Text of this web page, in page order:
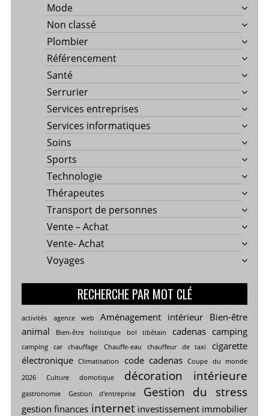
Mode
Non classé
Plombier
Référencement
Santé
Serrurier
Services entreprises
Services informatiques
Soins
Sports
Technologie
Thérapeutes
Transport de personnes
Vente – Achat
Vente- Achat
Voyages
RECHERCHE PAR MOT CLÉ
activités agence web Aménagement intérieur Bien-être
animal
Bien-être holistique bol tibétain cadenas camping
camping car chauffage Chauffe-eau chauffeur de taxi
cigarette
électronique Climatisation code cadenas Coupe du monde
2026
Culture domotique décoration intérieure
gastronomie Gestion d'entreprise Gestion du stress
gestion finances internet investissement immobilier